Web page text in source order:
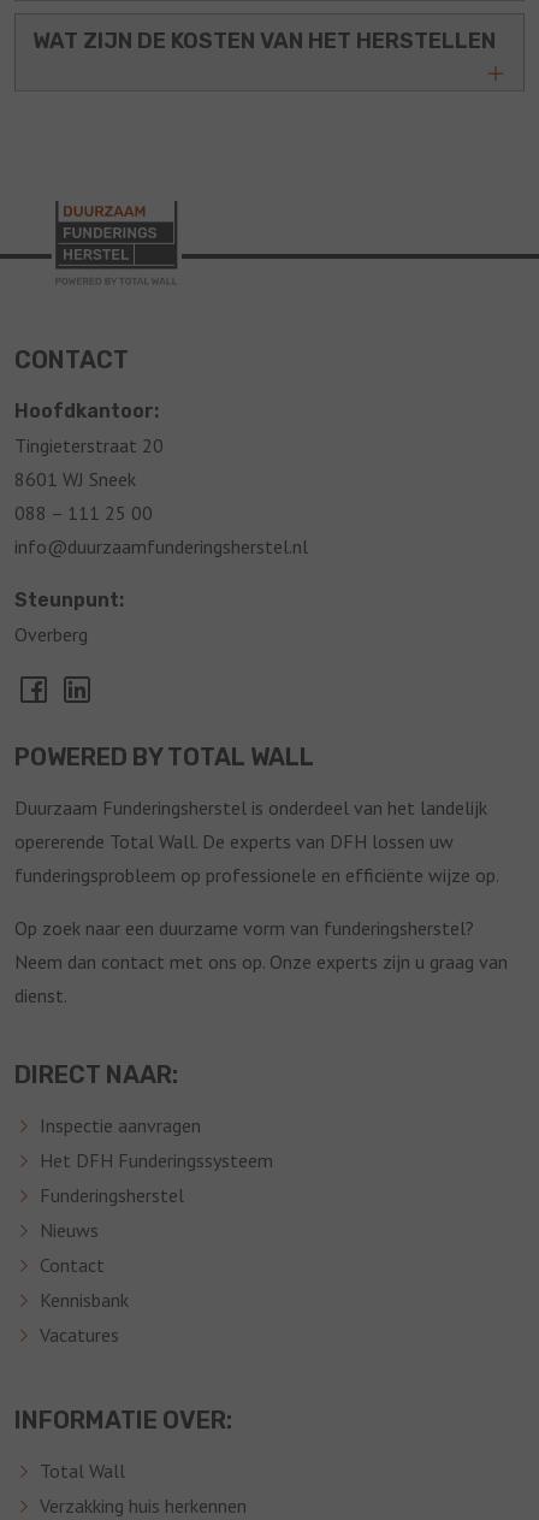
WAT ZIJN DE KOSTEN VAN HET HERSTELLEN
CONTACT
Hoofdkantoor:
Tingieterstraat 20
8601 WJ Sneek
088 – 111 25 00
info@duurzaamfunderingsherstel.nl
Steunpunt:
Overberg
POWERED BY TOTAL WALL
Duurzaam Funderingsherstel is onderdeel van het landelijk
opererende Total Wall. De experts van DFH lossen uw
funderingsprobleem op professionele en efficiënte wijze op.
Op zoek naar een duurzame vorm van funderingsherstel?
Neem dan contact met ons op. Onze experts zijn u graag van
dienst.
DIRECT NAAR:
Inspectie aanvragen
Het DFH Funderingssysteem
Funderingsherstel
Nieuws
Contact
Kennisbank
Vacatures
INFORMATIE OVER:
Total Wall
Verzakking huis herkennen